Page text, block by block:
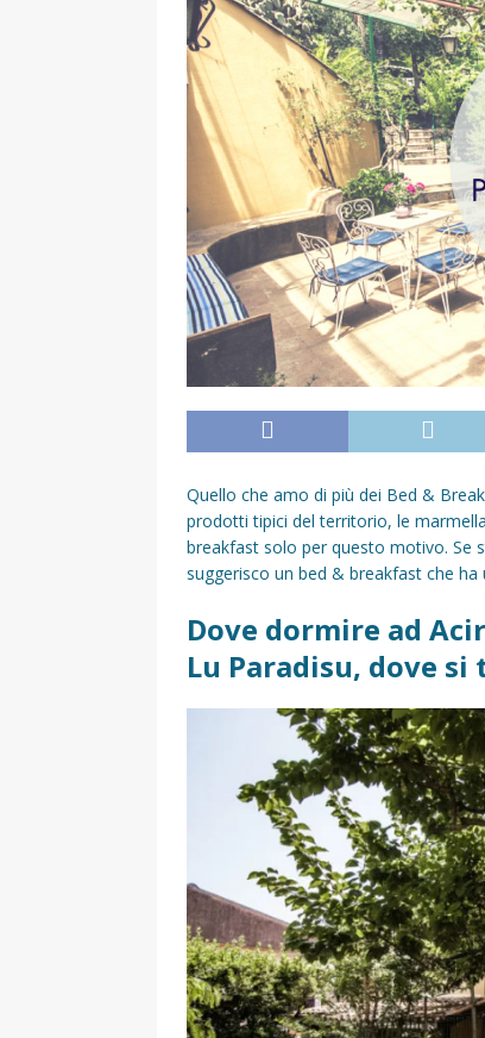
[ 2 Aprile 2025 ]
VIAGGI IN SICILIA
[ 17 Settembre 2023 ]
DIDATTICHE
[ 19 Gennaio 2023 ]
VIAGGI IN SICILIA
[ 20 Marzo 2022 ] Cosa
VIAGGI IN SICILIA
Quello che amo di più dei Bed &
prodotti tipici del territorio, le
breakfast solo per questo motivo. Se
suggerisco un bed & breakfast che
Dove dormire ad
Lu Paradisu, dove si